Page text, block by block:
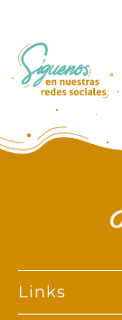
Links